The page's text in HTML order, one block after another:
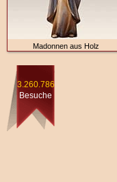
Madonnen aus Holz
3.260.786
Besuche